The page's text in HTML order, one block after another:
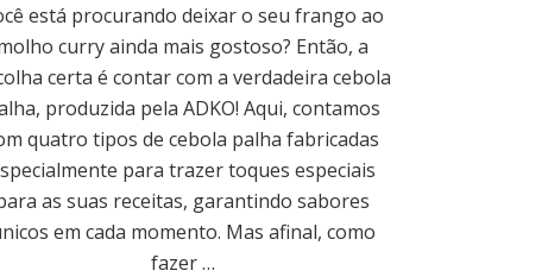
está procurando deixar o seu frango ao
curry ainda mais gostoso? Então, a
certa é contar com a verdadeira cebola
produzida pela ADKO! Aqui, contamos
quatro tipos de cebola palha fabricadas
para trazer toques especiais
as suas receitas, garantindo sabores
em cada momento. Mas afinal, como
fazer …